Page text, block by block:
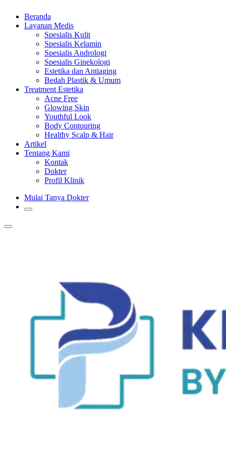
Beranda
Layanan Medis
Spesialis Kulit
Spesialis Kelamin
Spesialis Andrologi
Spesialis Ginekologi
Estetika dan Antiaging
Bedah Plastik & Umum
Treatment Estetika
Acne Free
Glowing Skin
Youthful Look
Body Contouring
Healthy Scalp & Hair
Artikel
Tentang Kami
Kontak
Dokter
Profil Klinik
Mulai Tanya Dokter